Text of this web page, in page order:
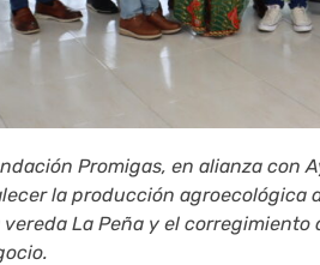
Promigas, en alianza con
la producción agroecológica
La Peña y el